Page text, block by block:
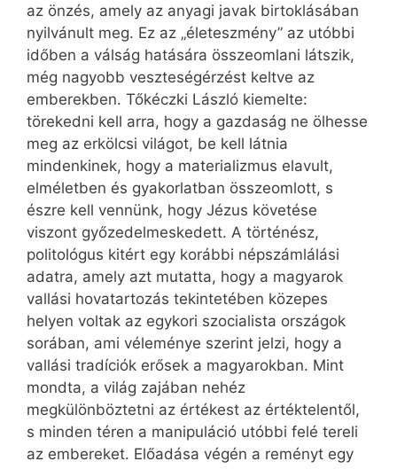
az önzés, amely az anyagi javak birtoklásában
nyilvánult meg. Ez az „életeszmény” az utóbbi
időben a válság hatására összeomlani látszik,
még nagyobb veszteségérzést keltve az
emberekben. Tőkéczki László kiemelte:
törekedni kell arra, hogy a gazdaság ne ölhesse
meg az erkölcsi világot, be kell látnia
mindenkinek, hogy a materializmus elavult,
elméletben és gyakorlatban összeomlott, s
észre kell vennünk, hogy Jézus követése
viszont győzedelmeskedett. A történész,
politológus kitért egy korábbi népszámlálási
adatra, amely azt mutatta, hogy a magyarok
vallási hovatartozás tekintetében közepes
helyen voltak az egykori szocialista országok
sorában, ami véleménye szerint jelzi, hogy a
vallási tradíciók erősek a magyarokban. Mint
mondta, a világ zajában nehéz
megkülönböztetni az értékest az értéktelentől,
s minden téren a manipuláció utóbbi felé tereli
az embereket. Előadása végén a reményt egy